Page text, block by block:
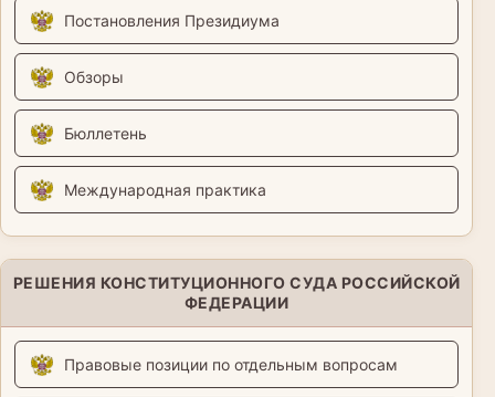
Постановления Президиума
Обзоры
Бюллетень
Международная практика
РЕШЕНИЯ КОНСТИТУЦИОННОГО СУДА РОССИЙСКОЙ
ФЕДЕРАЦИИ
Правовые позиции по отдельным вопросам